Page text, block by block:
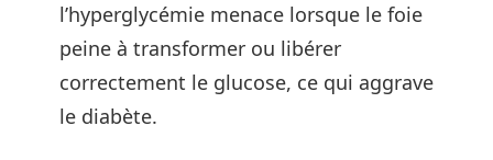
l’hyperglycémie menace lorsque le foie
peine à transformer ou libérer
correctement le glucose, ce qui aggrave
le diabète.